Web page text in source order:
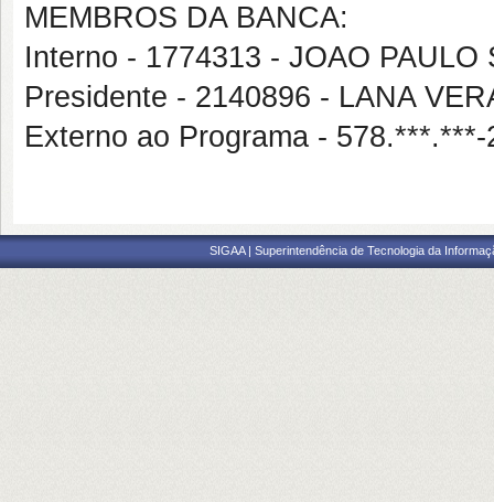
MEMBROS DA BANCA:
Interno - 1774313 - JOAO PAULO
Presidente - 2140896 - LANA
Externo ao Programa -
SIGAA | Superintendência de Tecnologia da